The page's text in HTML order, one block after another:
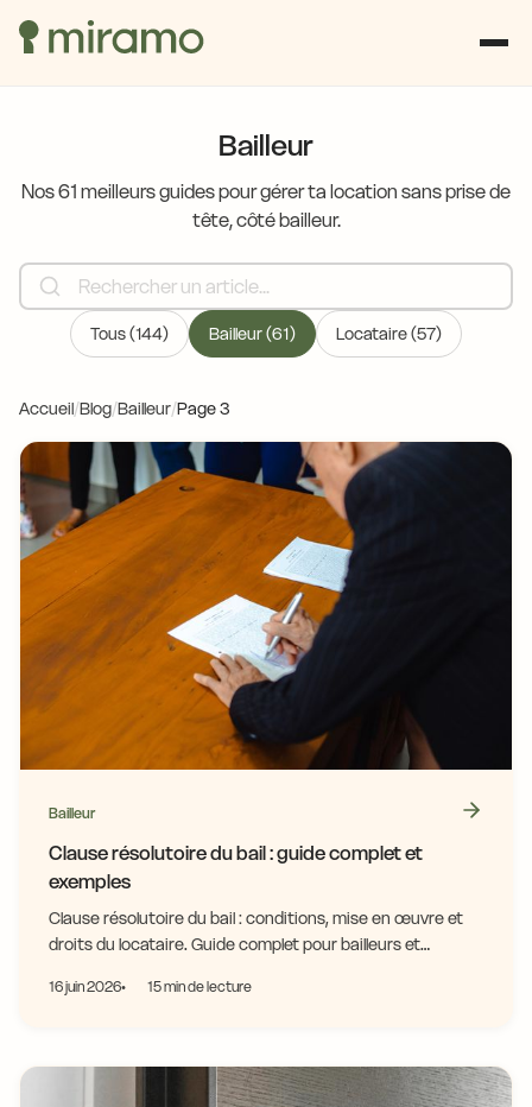
Bailleur
Nos 61 meilleurs guides pour gérer ta location sans prise de
tête, côté bailleur.
Tous (144) Bailleur (61) Locataire (57)
Accueil/Blog/Bailleur/Page 3
Bailleur
Clause résolutoire du bail : guide complet et
exemples
Clause résolutoire du bail : conditions, mise en œuvre et
droits du locataire. Guide complet pour bailleurs et
16 juin 2026 15 min de lecture